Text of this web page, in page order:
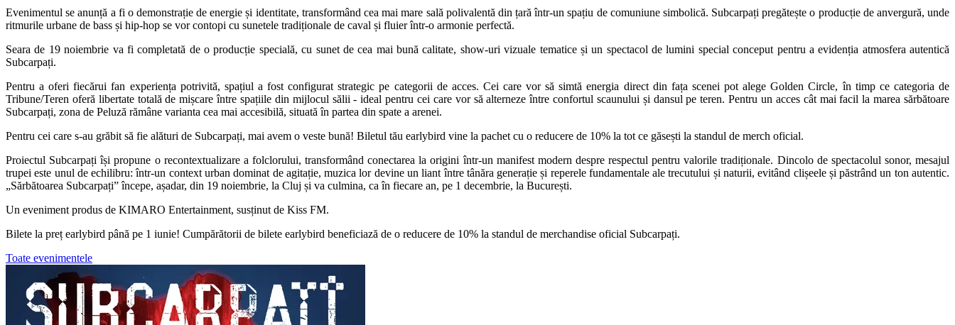
Evenimentul se anunță a fi o demonstrație de energie și identitate, transformând cea mai mare sală polivalentă din țară într-un spațiu de comuniune simbolică. Subcarpați pregătește o producție de anvergură, unde
ritmurile urbane de bass și hip-hop se vor contopi cu sunetele tradiționale de caval și fluier într-o armonie perfectă.
Seara de 19 noiembrie va fi completată de o producție specială, cu sunet de cea mai bună calitate, show-uri vizuale tematice și un spectacol de lumini special conceput pentru a evidenția atmosfera autentică
Subcarpați.
Pentru a oferi fiecărui fan experiența potrivită, spațiul a fost configurat strategic pe categorii de acces. Cei care vor să simtă energia direct din fața scenei pot alege Golden Circle, în timp ce categoria de
Tribune/Teren oferă libertate totală de mișcare între spațiile din mijlocul sălii - ideal pentru cei care vor să alterneze între confortul scaunului și dansul pe teren. Pentru un acces cât mai facil la marea sărbătoare
Subcarpați, zona de Peluză rămâne varianta cea mai accesibilă, situată în partea din spate a arenei.
Pentru cei care s-au grăbit să fie alături de Subcarpați, mai avem o veste bună! Biletul tău earlybird vine la pachet cu o reducere de 10% la tot ce găsești la standul de merch oficial.
Proiectul Subcarpați își propune o recontextualizare a folclorului, transformând conectarea la origini într-un manifest modern despre respectul pentru valorile tradiționale. Dincolo de spectacolul sonor, mesajul
trupei este unul de echilibru: într-un context urban dominat de agitație, muzica lor devine un liant între tânăra generație și reperele fundamentale ale trecutului și naturii, evitând clișeele și păstrând un ton autentic.
„Sărbătoarea Subcarpați” începe, așadar, din 19 noiembrie, la Cluj și va culmina, ca în fiecare an, pe 1 decembrie, la București.
Un eveniment produs de KIMARO Entertainment, susținut de Kiss FM.
Bilete la preț earlybird până pe 1 iunie! Cumpărătorii de bilete earlybird beneficiază de o reducere de 10% la standul de merchandise oficial Subcarpați.
Toate evenimentele